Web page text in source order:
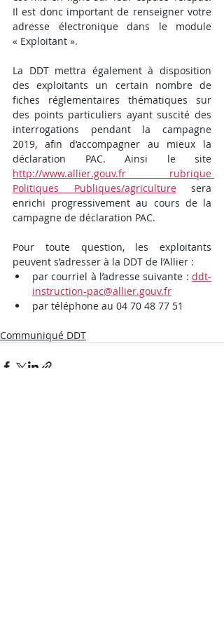
Il est donc important de renseigner votre
adresse électronique dans le module
« Exploitant ».
La DDT mettra également à disposition
des exploitants un certain nombre de
fiches réglementaires thématiques sur
des points particuliers ayant suscité des
interrogations pendant la campagne
2019, afin d’accompagner au mieux la
http://www.allier.gouv.fr rubrique
Politiques Publiques/agriculture sera
enrichi progressivement au cours de la
campagne de déclaration PAC.
Pour toute question, les exploitants
peuvent s’adresser à la DDT de l’Allier :
par courriel à l’adresse suivante : ddt-
instruction-pac@allier.gouv.fr
par téléphone au 04 70 48 77 51
Communiqué DDT